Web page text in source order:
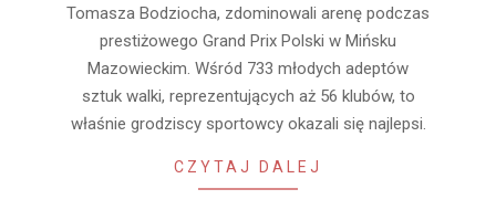
Tomasza Bodziocha, zdominowali arenę podczas
prestiżowego Grand Prix Polski w Mińsku
Mazowieckim. Wśród 733 młodych adeptów
sztuk walki, reprezentujących aż 56 klubów, to
właśnie grodziscy sportowcy okazali się najlepsi.
CZYTAJ DALEJ